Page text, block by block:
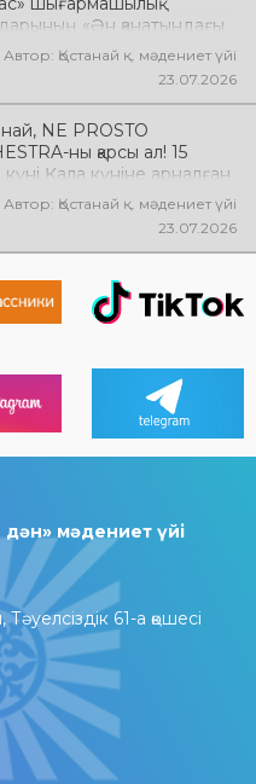
«Ән қанатындағы
көшпелі концерті
Баршаңызды мерекелік
Автор: Қостанай қ. мәдениет үйі
23.07.2026
NE PROSTO
ны қарсы ал! 15
Қала күніне арналған
концертте NE
ORCHESTRA өнер
@ne_prosto_orchestra
Автор: Қостанай қ. мәдениет үйі
23.07.2026
мәдениет үйі
61-а қөшесі